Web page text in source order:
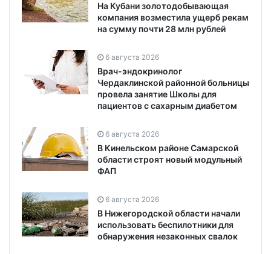
На Кубани золотодобывающая
компания возместила ущерб рекам
на сумму почти 28 млн рублей
6 августа 2026
Врач-эндокринолог
Чердаклинской районной больницы
провела занятие Школы для
пациентов с сахарным диабетом
6 августа 2026
В Кинельском районе Самарской
области строят новый модульный
ФАП
6 августа 2026
В Нижегородской области начали
использовать беспилотники для
обнаружения незаконных свалок